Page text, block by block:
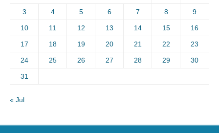
3 4 5 6 7 8 9
10 11 12 13 14 15 16
17 18 19 20 21 22 23
24 25 26 27 28 29 30
31
« Jul